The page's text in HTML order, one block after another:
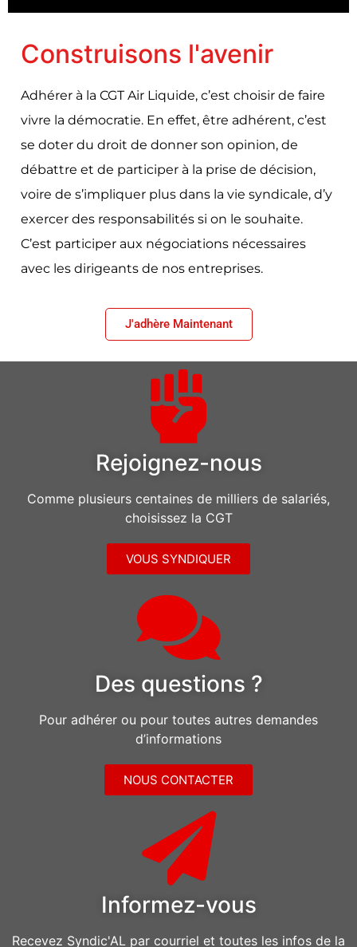
Construisons l'avenir
Adhérer à la CGT Air Liquide, c’est choisir de faire
vivre la démocratie. En effet, être adhérent, c’est
se doter du droit de donner son opinion, de
débattre et de participer à la prise de décision,
voire de s’impliquer plus dans la vie syndicale, d’y
exercer des responsabilités si on le souhaite.
C’est participer aux négociations nécessaires
avec les dirigeants de nos entreprises.
J'adhère Maintenant
Rejoignez-nous
Comme plusieurs centaines de milliers de salariés,
choisissez la CGT
VOUS SYNDIQUER
Des questions ?
Pour adhérer ou pour toutes autres demandes
d’informations
NOUS CONTACTER
Informez-vous
Recevez Syndic'AL par courriel et toutes les infos de la